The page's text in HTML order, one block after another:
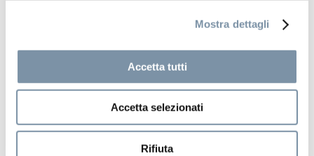
Mostra dettagli
Accetta tutti
Accetta selezionati
Rifiuta
Kits and accessories
Round handshower ø 23 mm